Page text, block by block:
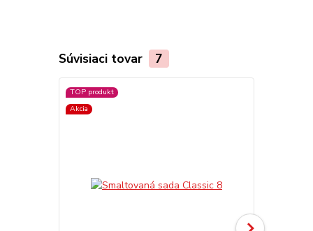
Súvisiaci tovar 7
TOP produkt
Akcia